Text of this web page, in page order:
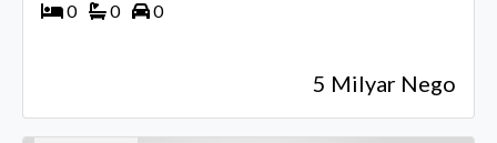
0 0 0
5 Milyar Nego